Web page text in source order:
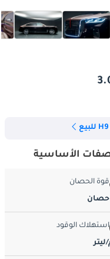
قوة الحصان
استهلاك الوقود